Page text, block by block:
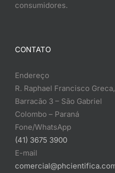
consumidores.
CONTATO
Endereço
R. Raphael Francisco
Barracão 3 – São Gabriel
Colombo – Paraná
Fone/WhatsApp
(41) 3675 3900
E-mail